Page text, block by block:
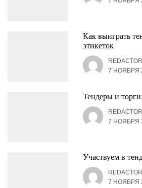
Как выиграть
этикеток
REDACTOR
7 НОЯБРЯ
Тендеры и
REDACTOR
7 НОЯБРЯ
Участвуем в
REDACTOR
7 НОЯБРЯ